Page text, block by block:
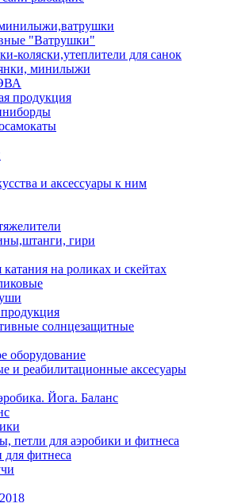
"Ватрушки"
коляски,утеплители для санок
минилыжи
продукция
и аксессуары к ним
гири
на роликах и скейтах
солнцезащитные
оборудование
и реабилитационные аксесуары
Йога. Баланс
петли для аэробики и фитнеса
фитнеса